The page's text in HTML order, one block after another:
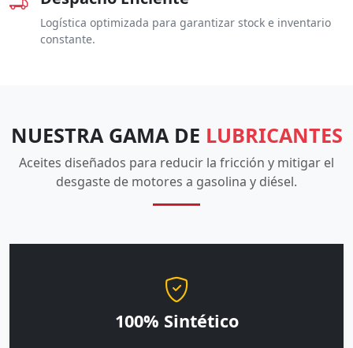
Logística optimizada para garantizar stock e inventario
constante.
NUESTRA GAMA DE LUBRICANTES
Aceites diseñados para reducir la fricción y mitigar el
desgaste de motores a gasolina y diésel.
100% Sintético